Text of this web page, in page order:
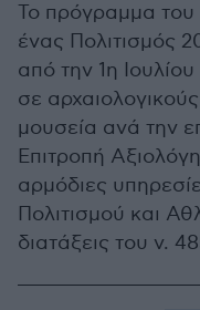
Το πρόγραμμα
ένας Πολιτισμός
από την 1η
σε
μουσεία ανά την
Επιτροπή
αρμόδιες
Πολιτισμού και
διατάξεις του ν.